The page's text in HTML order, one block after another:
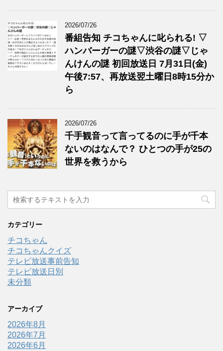
2026/07/26
番組告知 チコちゃんに叱られる! ▽
ハンバーガーの謎▽渋谷の謎▽じゃ
んけんの謎 初回放送日 7月31日(金)
午後7:57、再放送翌土曜日8時15分か
ら
2026/07/26
千手観音って言ってるのに手が千本
ないのはなんで？ ひとつの手が25の
世界を救うから
カテゴリー
チコちゃん
チコちゃんクイズ
テレビ放送事前告知
テレビ放送日別
未分類
アーカイブ
2026年8月
2026年7月
2026年6月